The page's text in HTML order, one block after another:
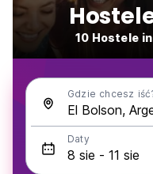
10 Hostele
Gdzie chcesz
Daty